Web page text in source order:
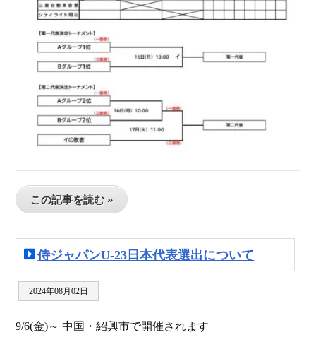
この記事を読む »
侍ジャパンU-23日本代表選出について
2024年08月02日
9/6(金)～ 中国・紹興市で開催されます